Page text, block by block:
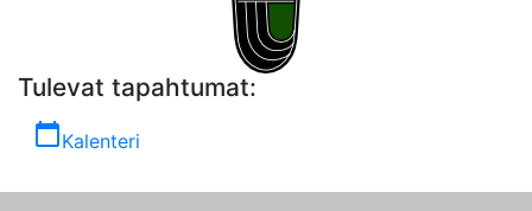
Tulevat tapahtumat:
calendar_todayKalenteri